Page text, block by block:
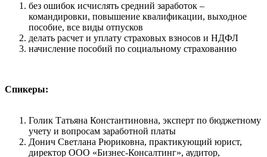
без ошибок исчислять средний заработок –
командировки, повышение квалификации, выходное
пособие, все виды отпусков
делать расчет и уплату страховых взносов и НДФЛ
начисление пособий по социальному страхованию
Спикеры:
Голик Татьяна Константиновна, эксперт по бюджетному
учету и вопросам заработной платы
Донич Светлана Рюриковна, практикующий юрист,
директор ООО «Бизнес-Консалтинг», аудитор,